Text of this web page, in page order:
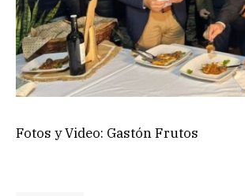
Fotos y Video: Gastón Frutos